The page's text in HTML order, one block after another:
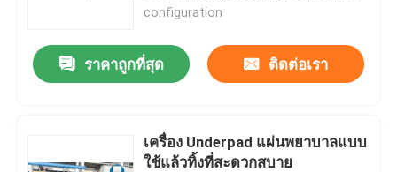
configuration
ราคาถูกที่สุด ติดต่อเรา
เครื่อง Underpad แผ่นพยาบาลแบบ
ใช้แล้วทิ้งที่สะดวกสบาย